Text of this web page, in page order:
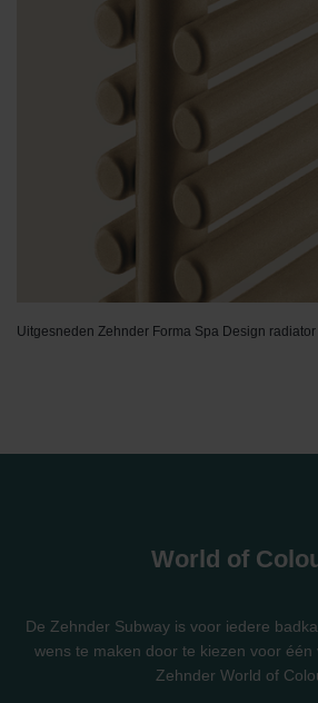
Zehnder Group Ibérica SAU: Política
Zehnder Group Italia S.r.l.: Privacy
Zehnder Group İç Mekan İklimlendirme
Limitet Şirketi: Web Sitesi Çerezleri
Zehnder Group Sales International:
Zehnder Group Schweiz AG:
Zehnder Polska Sp. z o.o.:
danych Zehnder
Zehnder Group UK Limited: Privacy
Uitgesneden Zehnder Forma Spa Design
World of
De Zehnder Subway is voor iedere
wens te maken door te kiezen voor één
Zehnder World of